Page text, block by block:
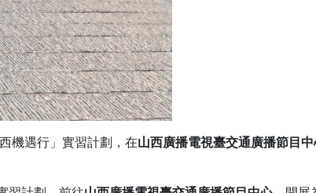
機遇行」實習計劃，在山西廣播電視臺交通廣播節目中